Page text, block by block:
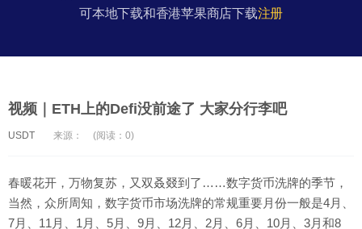
可本地下载和香港苹果商店下载注册
视频｜ETH上的Defi没前途了 大家分行李吧
USDT 来源： (阅读：0)
春暖花开，万物复苏，又双叒叕到了……数字货币洗牌的季节，
当然，众所周知，数字货币市场洗牌的常规重要月份一般是4月、
7月、11月、1月、5月、9月、12月、2月、6月、10月、3月和8